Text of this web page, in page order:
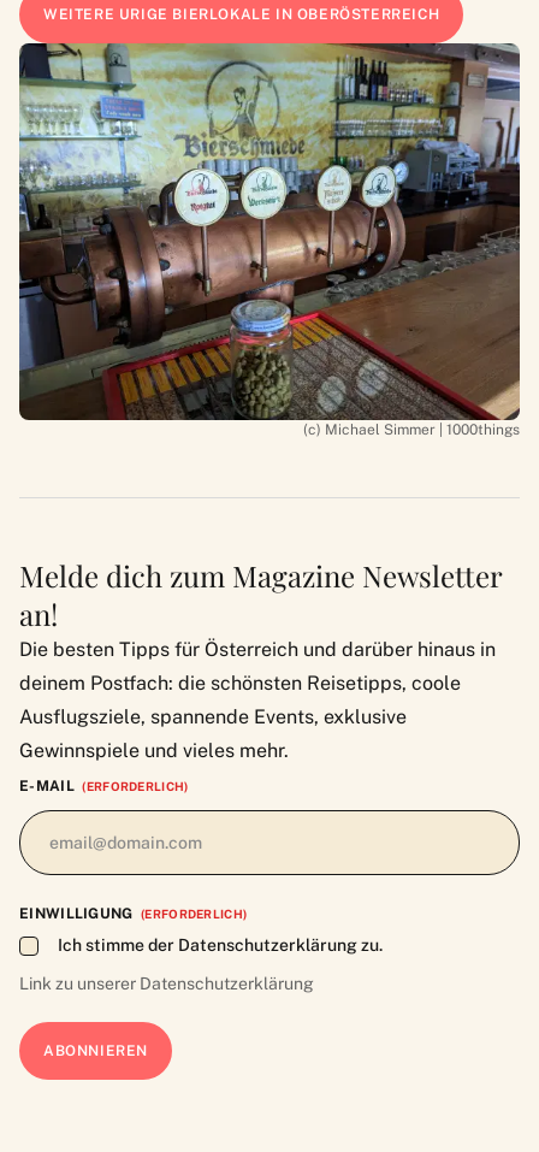
WEITERE URIGE BIERLOKALE IN OBERÖSTERREICH
(c) Michael Simmer | 1000things
Melde dich zum Magazine Newsletter
an!
Die besten Tipps für Österreich und darüber hinaus in
deinem Postfach: die schönsten Reisetipps, coole
Ausflugsziele, spannende Events, exklusive
Gewinnspiele und vieles mehr.
E-MAIL (ERFORDERLICH)
EINWILLIGUNG (ERFORDERLICH)
Ich stimme der Datenschutzerklärung zu.
Link zu unserer Datenschutzerklärung